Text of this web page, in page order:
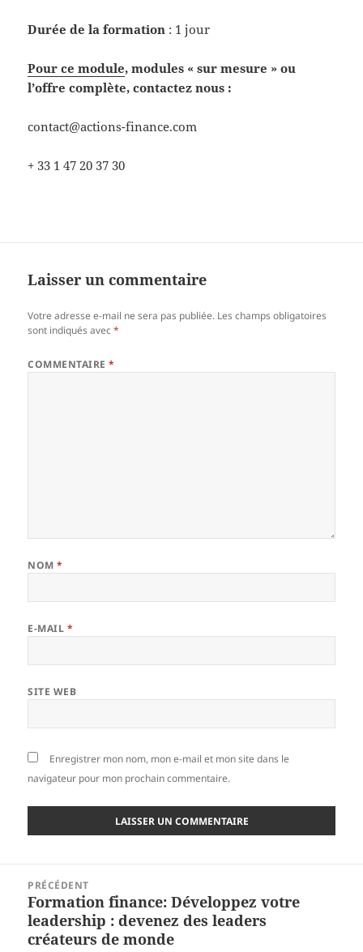
Durée de la formation : 1 jour
Pour ce module, modules « sur mesure » ou
l’offre complète, contactez nous :
contact@actions-finance.com
+ 33 1 47 20 37 30
Laisser un commentaire
Votre adresse e-mail ne sera pas publiée. Les champs obligatoires
sont indiqués avec*
COMMENTAIRE*
NOM*
E-MAIL *
SITE WEB
Enregistrer mon nom, mon e-mail et mon site dans le
navigateur pour mon prochain commentaire.
l’article
PRÉCÉDENT
Article
précédent :
Formation finance: Développez votre
leadership : devenez des leaders
créateurs de monde